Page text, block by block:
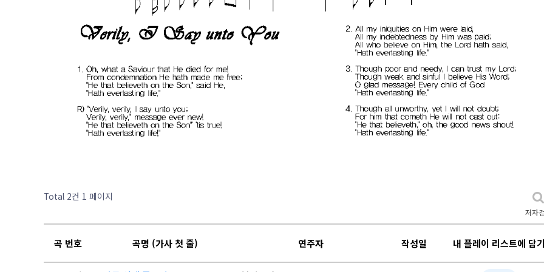
Total 2건 1 페이지
저자
곡 번호 곡명 (가사 첫 줄) 연주자 작성일 내 플레이 리스트에 담